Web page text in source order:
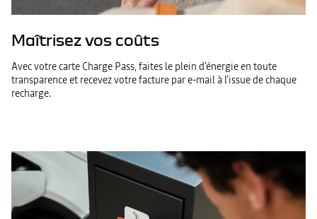
Maîtrisez vos coûts
Avec votre carte Charge Pass, faites le plein d’énergie en toute
transparence et recevez votre facture par e-mail à l'issue de chaque
recharge.